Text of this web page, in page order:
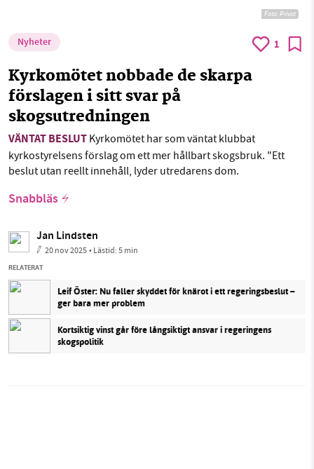
Foto: Privat
Nyheter 1
Kyrkomötet nobbade de skarpa
förslagen i sitt svar på
skogsutredningen
VÄNTAT BESLUT Kyrkomötet har som väntat klubbat
kyrkostyrelsens förslag om ett mer hållbart skogsbruk. "Ett
beslut utan reellt innehåll, lyder utredarens dom.
Snabbläs
Jan Lindsten
20 nov 2025• Lästid:5 min
RELATERAT
Leif Öster: Nu faller skyddet för knärot i ett regeringsbeslut –
ger bara mer problem
Kortsiktig vinst går före långsiktigt ansvar i regeringens
skogspolitik